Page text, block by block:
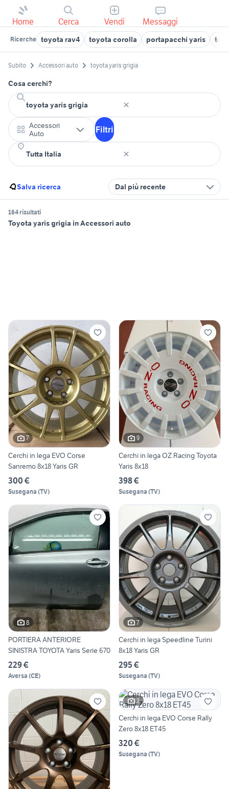
Home Cerca Vendi Messaggi
Ricerche toyota rav4 toyota corolla portapacchi yaris
Subito Accessori auto toyota yaris grigia
Cosa cerchi?
Accessori
Auto
Filtri
Salva ricerca Dal più recente
164 risultati
Toyota yaris grigia in Accessori auto
7
Cerchi in lega EVO Corse
Sanremo 8x18 Yaris GR
300 €
Susegana (TV)
9
Cerchi in lega OZ Racing Toyota
Yaris 8x18
398 €
Susegana (TV)
8
PORTIERA ANTERIORE
SINISTRA TOYOTA Yaris Serie 670
229 €
Aversa (CE)
7
Cerchi in lega Speedline Turini
8x18 Yaris GR
295 €
Susegana (TV)
3
Cerchi in lega EVO Corse Rally
Zero 8x18 ET45
320 €
Susegana (TV)